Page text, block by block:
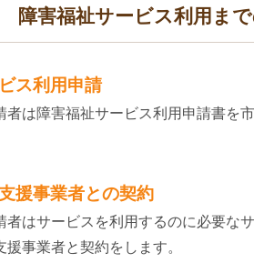
障害福祉サービス利用ま
ス利用申請
者は障害福祉サービス利用申請書を
援事業者との契約
者はサービスを利用するのに必要な
援事業者と契約をします。